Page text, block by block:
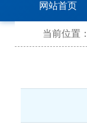
网站首页
当前位置：